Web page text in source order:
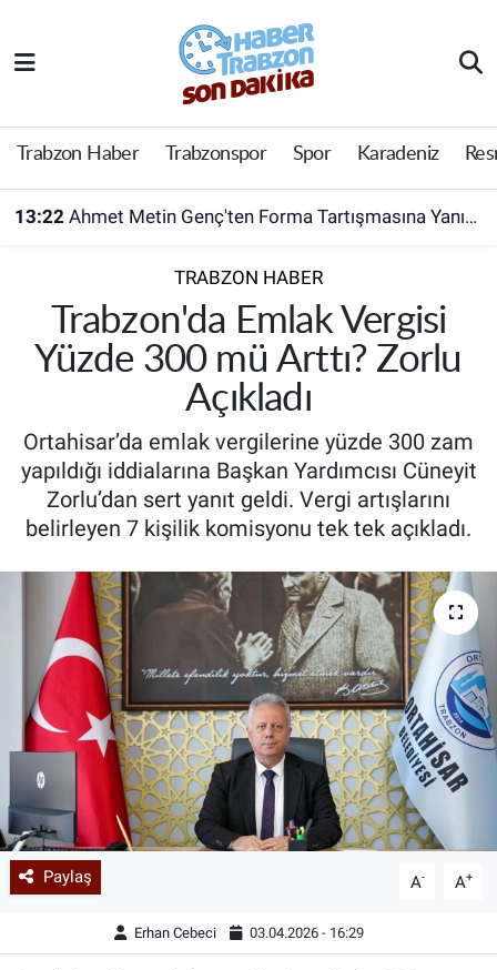
Trabzon Haber Trabzonspor Spor Karadeniz
13:22 Ahmet Metin Genç'ten Forma Tartışmasına Yanıt! Belediyeden Açıklama Geldi
TRABZON HABER
Trabzon'da Emlak Vergisi
Yüzde 300 mü Arttı? Zorlu
Açıkladı
Ortahisar’da emlak vergilerine yüzde 300 zam
yapıldığı iddialarına Başkan Yardımcısı Cüneyit
Zorlu’dan sert yanıt geldi. Vergi artışlarını
belirleyen 7 kişilik komisyonu tek tek açıkladı.
Paylaş A- A+
Erhan Cebeci 03.04.2026 - 16:29
Trabzon Haber
Trabzonspor
Resmi Reklam
Yazarlar
Trabzon Nöbetçi Eczaneler
Trabzon Hava Durumu
Süper Lig Puan Durumu ve Fikstür
Tüm Manşetler
Son Dakika Haberleri
Haber Arşivi